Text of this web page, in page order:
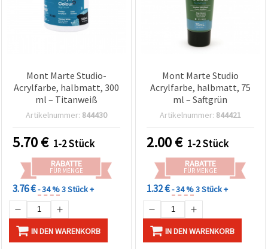
Mont Marte Studio-
Acrylfarbe, halbmatt, 300
ml – Titanweiß
Artikelnummer: 844430
5.70€ 1-2 Stück
RABATTE
FÜR MENGE
3.76 €- 34 %3 Stück +
IN DEN WARENKORB
Mont Marte Studio
Acrylfarbe, halbmatt, 75
ml – Saftgrün
Artikelnummer: 844421
2.00€ 1-2 Stück
RABATTE
FÜR MENGE
1.32 €- 34 %3 Stück +
IN DEN WARENKORB